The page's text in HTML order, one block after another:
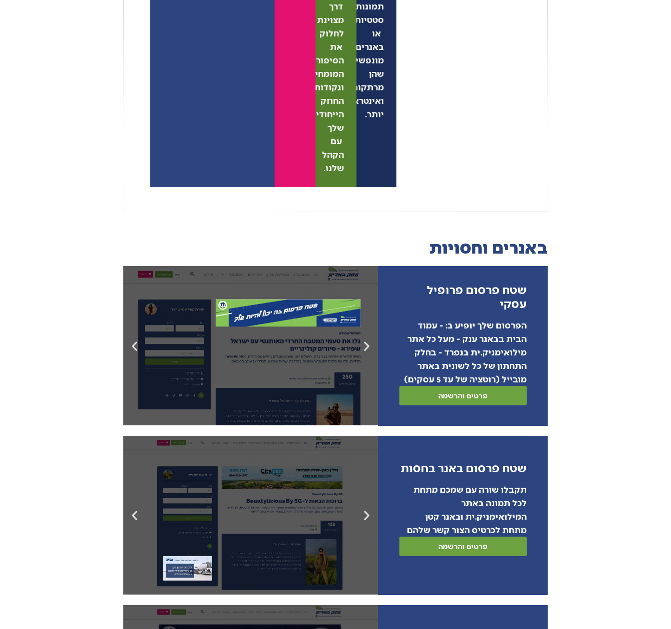
תמונות
סטטיות
או
באנרים
מונפשים
שהן
מרתקות
ואינטראקטיביות
יותר.
דרך
מצוינת
לחלוק
את
הסיפור,
המומחיות
ונקודות
החוזק
הייחודיות
שלך
עם
הקהל
שלנו.
באנרים וחסויות
שטח פרסום פרופיל
עסקי
הפרסום שלך יופיע ב: - עמוד
הבית בבאנר ענק - מעל כל אתר
מילואימניק.ית בנפרד - בחלק
התחתון של כל לשונית באתר
מובייל (רוטציה של עד 5 עסקים)
פרטים והרשמה
שטח פרסום באנר בחסות
תקבלו שורה עם שמכם מתחת
לכל תמונה באתר
המילואימניק.ית ובאנר קטן
מתחת לכרטיס הצור קשר שלהם
פרטים והרשמה